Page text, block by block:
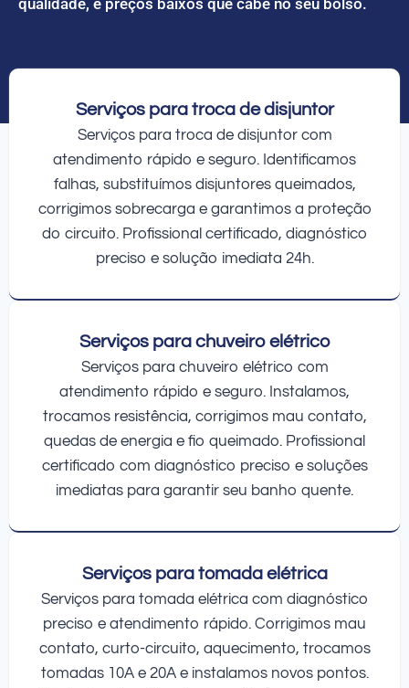
Serviços para troca de disjuntor
Serviços para troca de disjuntor com
atendimento rápido e seguro. Identificamos
falhas, substituímos disjuntores queimados,
corrigimos sobrecarga e garantimos a proteção
do circuito. Profissional certificado, diagnóstico
preciso e solução imediata 24h.
Serviços para chuveiro elétrico
Serviços para chuveiro elétrico com
atendimento rápido e seguro. Instalamos,
trocamos resistência, corrigimos mau contato,
quedas de energia e fio queimado. Profissional
certificado com diagnóstico preciso e soluções
imediatas para garantir seu banho quente.
Serviços para tomada elétrica
Serviços para tomada elétrica com diagnóstico
preciso e atendimento rápido. Corrigimos mau
contato, curto-circuito, aquecimento, trocamos
tomadas 10A e 20A e instalamos novos pontos.